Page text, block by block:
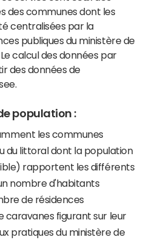
des communes dont les
centralisées par la
publiques du ministère de
calcul des données par
des données de
population :
les communes
du littoral dont la population
rapportent les différents
nombre d'habitants
de résidences
caravanes figurant sur leur
pratiques du ministère de